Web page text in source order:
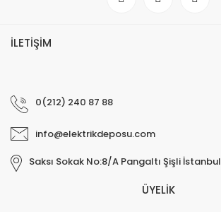
İLETİŞİM
0(212) 240 87 88
info@elektrikdeposu.com
Saksı Sokak No:8/A Pangaltı Şişli İstanbul
ÜYELİK